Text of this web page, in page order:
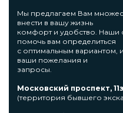
Мы предлагаем Вам
внести в вашу жизнь
комфорт и удобство. Наши
помочь вам определиться
с оптимальным вариантом,
ваши пожелания и
запросы.
Московский проспект,
(территория бывшего